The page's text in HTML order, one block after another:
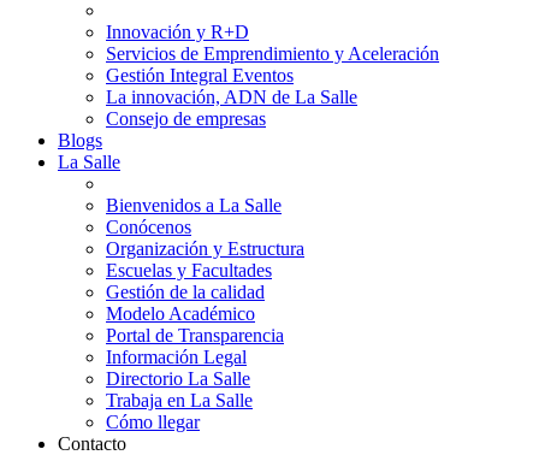
Innovación y R+D
Servicios de Emprendimiento y Aceleración
Gestión Integral Eventos
La innovación, ADN de La Salle
Consejo de empresas
Blogs
La Salle
Bienvenidos a La Salle
Conócenos
Organización y Estructura
Escuelas y Facultades
Gestión de la calidad
Modelo Académico
Portal de Transparencia
Información Legal
Directorio La Salle
Trabaja en La Salle
Cómo llegar
Contacto